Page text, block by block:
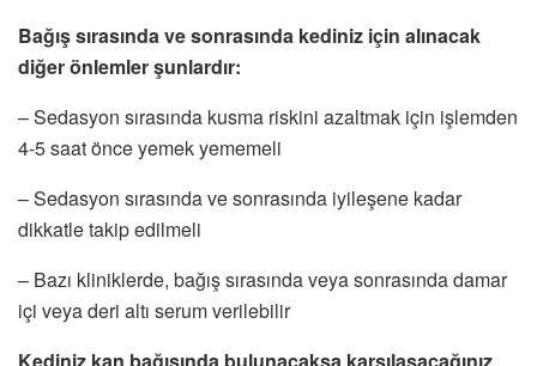
Bağış sırasında ve sonrasında kediniz için alınacak
diğer önlemler şunlardır:
– Sedasyon sırasında kusma riskini azaltmak için işlemden
4-5 saat önce yemek yememeli
– Sedasyon sırasında ve sonrasında iyileşene kadar
dikkatle takip edilmeli
– Bazı kliniklerde, bağış sırasında veya sonrasında damar
içi veya deri altı serum verilebilir